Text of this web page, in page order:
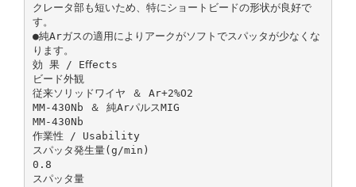
クレータ部も短いため、特にショートビードの形状が良好で
す。
●純Arガスの適用によりアークがソフトでスパッタが少なくな
ります。
効 果 / Eﬀects
ビード外観
従来ソリッドワイヤ ＆ Ar+2%O2
MM-430Nb ＆ 純ArパルスMIG
MM-430Nb
作業性 / Usability
スパッタ発生量(g/min)
0.8
スパッタ量